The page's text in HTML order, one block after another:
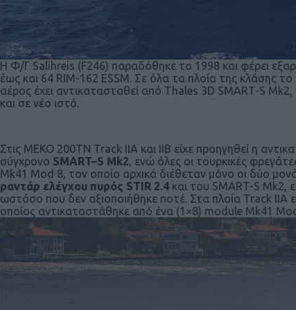
Η Φ/Γ Salihreis (F246) παραδόθηκε το 1998 και φέρει
έως και 64 RIM-162 ESSM. Σε όλα τα πλοία της κλάσης
αέρος έχει αντικατασταθεί από Thales 3D SMART-S
και σε νέο ιστό.
Στις MEKO 200TN Track IIA και ΙΙΒ είχε προηγηθεί η
σύγχρονο SMART–S Mk2, ενώ όλες οι τουρκικές
Mk41 Mod 8, τον οποίο αρχικά διέθεταν μόνο οι δύο
ραντάρ ελέγχου πυρός STIR 2.4 και του SMART-S Mk2,
ωστόσο που δεν αξιοποιήθηκε ποτέ. Στα πλοία Track IIA
οποίος αντικαταστάθηκε από ένα (1×8) module Mk41